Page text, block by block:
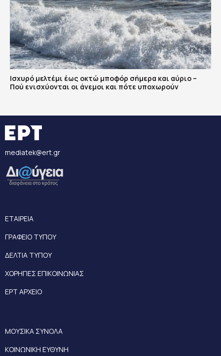
Ισχυρό μελτέμι έως οκτώ μποφόρ σήμερα και αύριο –
Πού ενισχύονται οι άνεμοι και πότε υποχωρούν
mediatek@ert.gr
ΕΤΑΙΡΕΙΑ
ΓΡΑΦΕΙΟ ΤΥΠΟΥ
ΔΕΛΤΙΑ ΤΥΠΟΥ
ΧΟΡΗΓΙΕΣ ΕΠΙΚΟΙΝΩΝΙΑΣ
ΕΡΤ ΑΡΧΕΙΟ
ΜΟΥΣΙΚΑ ΣΥΝΟΛΑ
ΚΟΙΝΩΝΙΚΗ ΕΥΘΥΝΗ